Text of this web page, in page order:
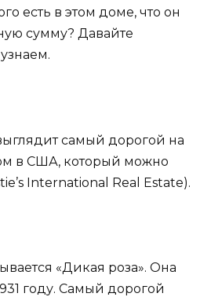
есть в этом доме, что он
сумму? Давайте
самый дорогой на
в США, который можно
International Real Estate).
«Дикая роза». Она
году. Самый дорогой